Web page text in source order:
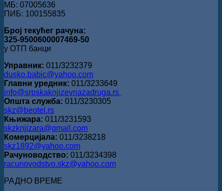
МБ: 07005636
ПИБ: 100155835
Број текућег рачуна:
325-9500600007469-50
у ОТП банци
Управник: 011/3232379
dusko.babic@yahoo.com
Главни уредник: 011/3233649
info@srpskaknjizevnazadruga.rs
Општа служба: 011/3230305
skz@beotel.rs
Књижара: 011/3231593
skzknjizara@gmail.com
Комерцијала: 011/3238218
skz1892@yahoo.com
Рачуноводство: 011/3234398
racunovodstvo.skz@yahoo.com
РАДНО ВРЕМЕ